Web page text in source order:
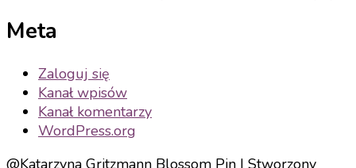
Meta
Zaloguj się
Kanał wpisów
Kanał komentarzy
WordPress.org
@Katarzyna Gritzmann Blossom Pin | Stworzony